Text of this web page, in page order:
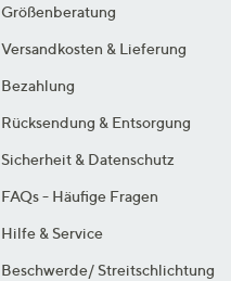
Größenberatung
Versandkosten & Lieferung
Bezahlung
Rücksendung & Entsorgung
Sicherheit & Datenschutz
FAQs - Häufige Fragen
Hilfe & Service
Beschwerde/ Streitschlichtung